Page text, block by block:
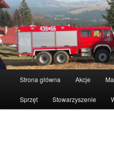
Przeskocz
do
Strona główna Akcje
Sprzęt Stowarzyszenie